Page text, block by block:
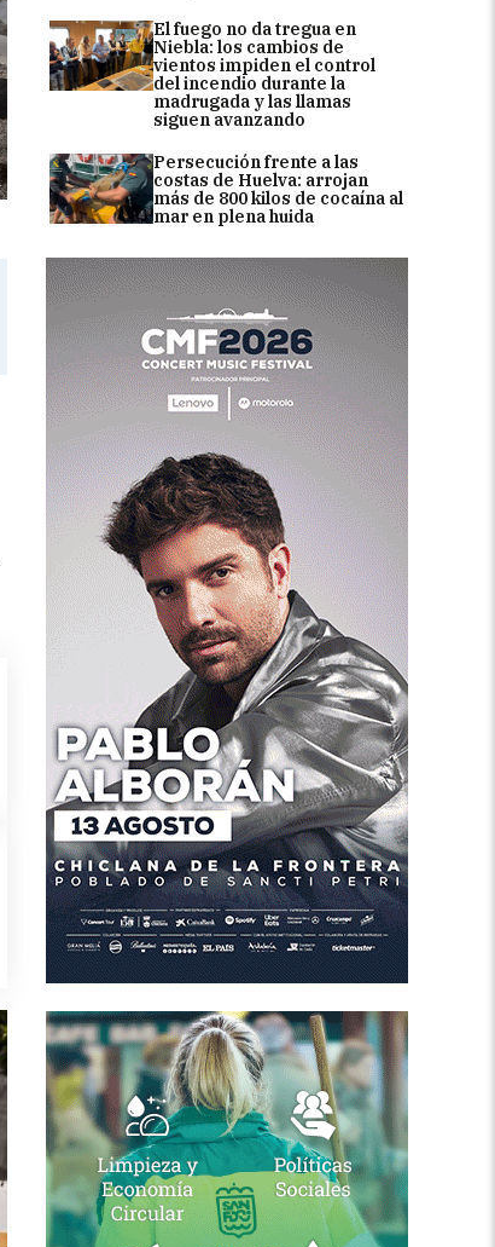
El fuego no da tregua en
Niebla: los cambios de
vientos impiden el control
del incendio durante la
madrugada y las llamas
siguen avanzando
Persecución frente a las
costas de Huelva: arrojan
más de 800 kilos de cocaína al
mar en plena huida